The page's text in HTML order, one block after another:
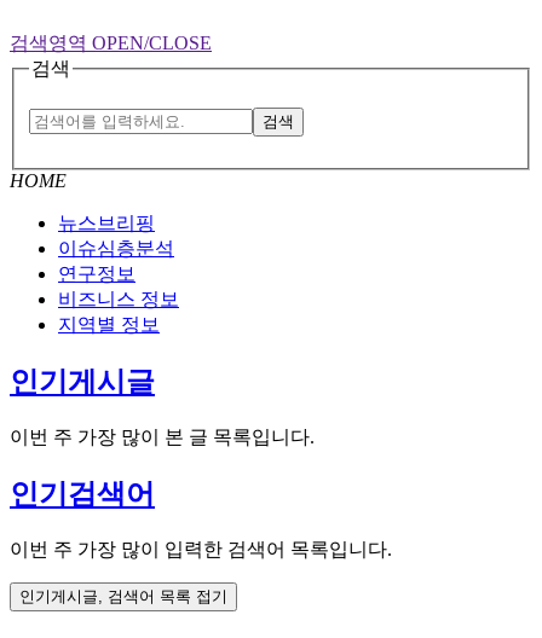
검색영역 OPEN/CLOSE
검색
검색
HOME
뉴스브리핑
이슈심층분석
연구정보
비즈니스 정보
지역별 정보
인기게시글
이번 주 가장 많이 본 글 목록입니다.
인기검색어
이번 주 가장 많이 입력한 검색어 목록입니다.
인기게시글, 검색어 목록 접기